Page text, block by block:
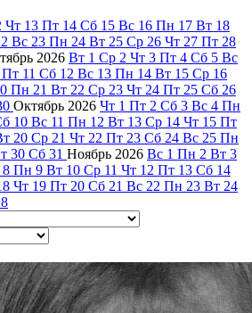
Чт 13 Пт 14 Сб 15 Вс 16 Пн 17 Вт 18
Вс 23 Пн 24 Вт 25 Ср 26 Чт 27 Пт 28
2026 Вт 1 Ср 2 Чт 3 Пт 4 Сб 5 Вс
Пт 11 Сб 12 Вс 13 Пн 14 Вт 15 Ср 16
Пн 21 Вт 22 Ср 23 Чт 24 Пт 25 Сб 26
Октябрь 2026 Чт 1 Пт 2 Сб 3 Вс 4 Пн
10 Вс 11 Пн 12 Вт 13 Ср 14 Чт 15 Пт
20 Ср 21 Чт 22 Пт 23 Сб 24 Вс 25 Пн
30 Сб 31 Ноябрь 2026 Вс 1 Пн 2 Вт 3
8 Пн 9 Вт 10 Ср 11 Чт 12 Пт 13 Сб 14
Чт 19 Пт 20 Сб 21 Вс 22 Пн 23 Вт 24